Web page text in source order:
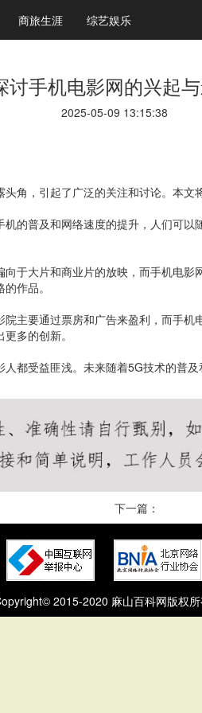
商旅生涯 综艺娱乐
讨手机电影网的兴起
2025-05-09 13:15:38
角，引起了广泛的关注和讨论。本文
的普及和网络速度的提升，人们可
于大片和商业片的放映，而手机电
作品。
主要通过票房和广告来盈利，而手
多的创新。
都受益匪浅。未来随着5G技术的普
下一篇：
2015-2020 麻山百科网版权